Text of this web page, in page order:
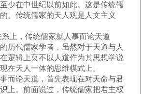
少在中世纪以前如此。这是传统儒
。传统儒家的天人观是人文主义
，传统儒家就人事而论天道
代儒家学者，虽然对于天道与人
逻辑上莫不以人道作为其思想学说
在天人一体的思维模式上。
论天道，首先表现在对天命与君
上。前面说过，传统儒家把君主权